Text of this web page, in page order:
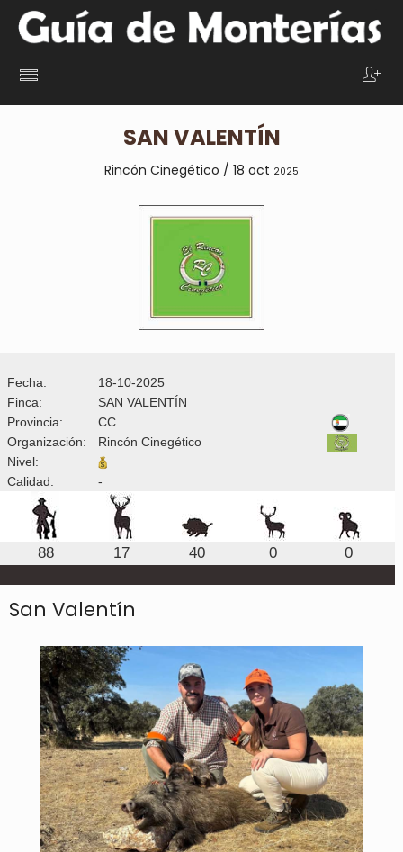
SAN VALENTÍN
Rincón Cinegético / 18 oct 2025
Fecha:
18-10-2025
Finca:
SAN VALENTÍN
Provincia:
CC
Organización:
Rincón Cinegético
Nivel:
Calidad:
-
88 17 40 0 0
San Valentín